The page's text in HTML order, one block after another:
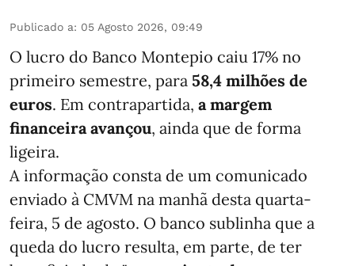
Publicado a: 05 Agosto 2026, 09:49
O lucro do Banco Montepio caiu 17% no
primeiro semestre, para 58,4 milhões de
euros. Em contrapartida, a margem
financeira avançou, ainda que de forma
ligeira.
A informação consta de um comunicado
enviado à CMVM na manhã desta quarta-
feira, 5 de agosto. O banco sublinha que a
queda do lucro resulta, em parte, de ter